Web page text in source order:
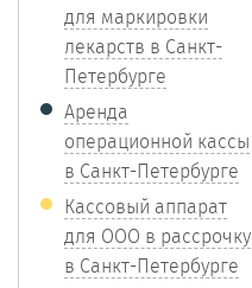
для маркировки
лекарств в Санкт-
Петербурге
Аренда
операционной кассы
в Санкт-Петербурге
Кассовый аппарат
для ООО в рассрочку
в Санкт-Петербурге